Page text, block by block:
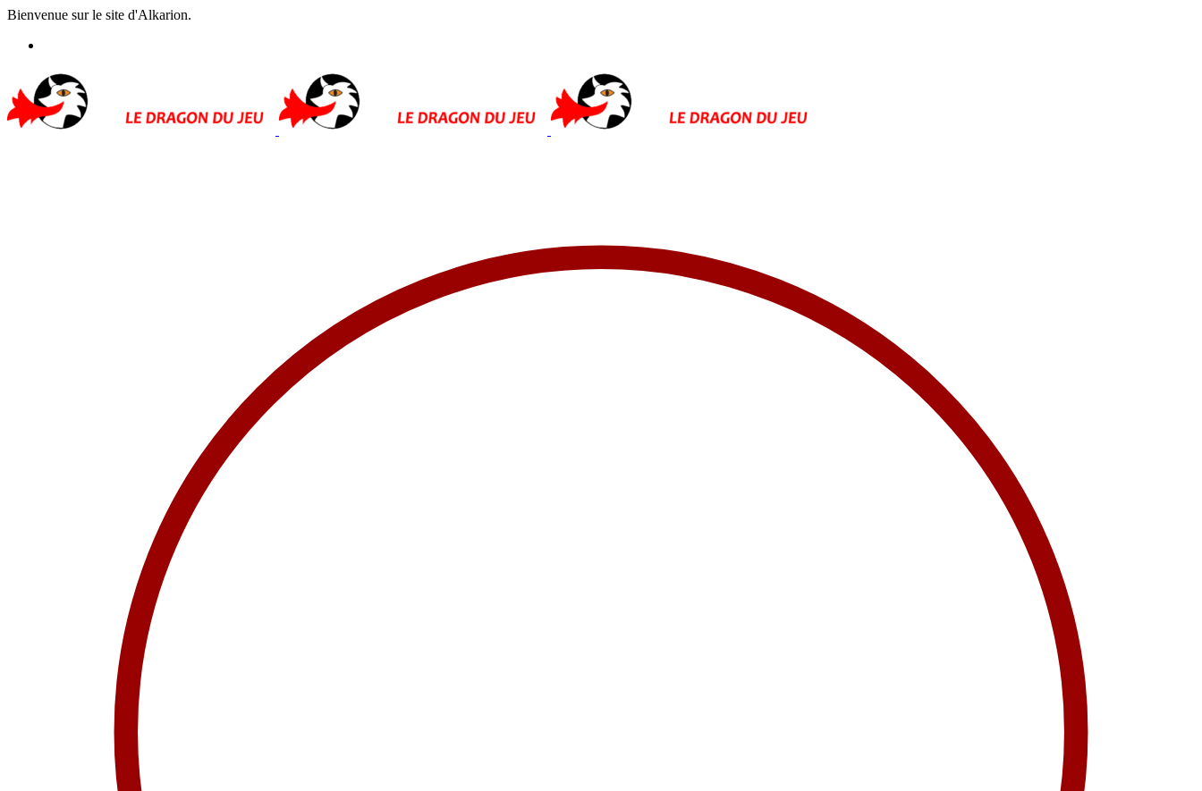
Bienvenue sur le site d'Alkarion.